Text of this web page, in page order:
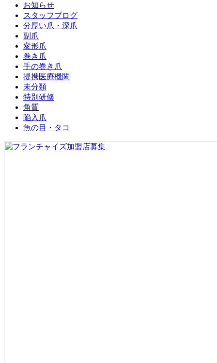
お知らせ
スタッフブログ
分厚い爪・深爪
副爪
変形爪
巻き爪
手の巻き爪
提携医療機関
未分類
特別研修
角質
陥入爪
魚の目・タコ